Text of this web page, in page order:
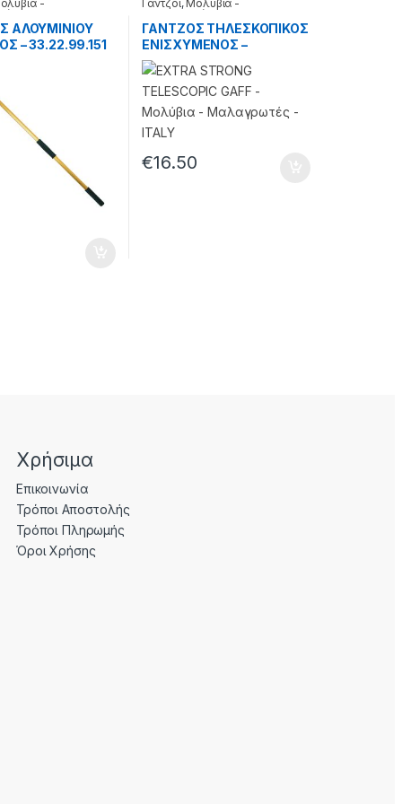
-
ΑΛΟΥΜΙΝΙΟΥ
– 33.22.99.151
Γάντζοι, Μολύβια -
Μαλαγρωτές
ΓΑΝΤΖΟΣ ΤΗΛΕΣΚΟΠΙΚΟΣ
ΕΝΙΣΧΥΜΕΝΟΣ –
33.30.01.148
€16.50
Χρήσιμα
Επικοινωνία
Τρόποι Αποστολής
Τρόποι Πληρωμής
Όροι Χρήσης